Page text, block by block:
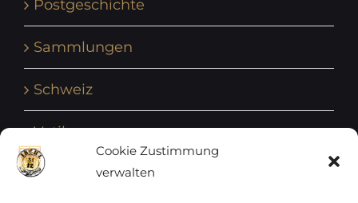
Cookie Zustimmung
verwalten
Postgeschichte
Sammlungen
Schweiz
Vatikan
Vereinte Nationen